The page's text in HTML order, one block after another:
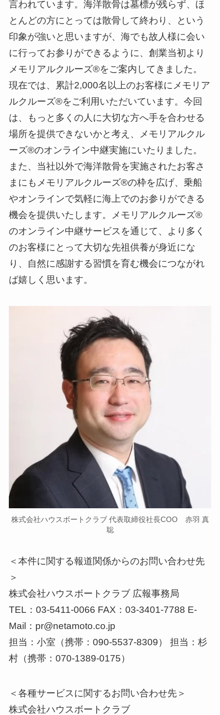
言われています。海洋散骨は墓標が残らず、ほ
とんどの方にとっては散骨して終わり、という
印象が強いと思いますが、海でも故人様に会い
に行ってお参りができるように、創業当初より
メモリアルクルーズ®をご案内してきました。
現在では、累計2,000名以上のお客様にメモリア
ルクルーズ®をご利用いただいています。今回
は、もっと多くの人に大切な方へ手を合わせる
場所を提供できないかと考え、メモリアルクル
ーズ®のオンライン中継実施にいたりました。
また、当社以外で海洋散骨を実施されたお客さ
まにもメモリアルクルーズ®の枠を広げ、乗船
やオンラインで気軽に海上でのお参りができる
機会を提供いたします。メモリアルクルーズ®
のオンライン中継サービスを通じて、より多く
のお客様にとって大切な先祖供養が身近にな
り、自然に感謝する習慣を育む機会につながれ
ば嬉しく思います。
株式会社ハウスボートクラブ 代表取締役社長COO 赤羽 真
聡
＜本件に関する報道関係からのお問い合わせ先
＞
株式会社ハウスボートクラブ 広報事務局
TEL：03-5411-0066 FAX：03-3401-7788 E-
Mail：pr@netamoto.co.jp
担当：小室（携帯：090-5537-8309） 担当：杉
村（携帯：070-1389-0175）
＜各種サービスに関するお問い合わせ先＞
株式会社ハウスボートクラブ